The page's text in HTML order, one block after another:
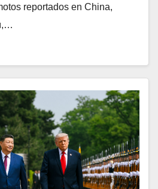
reportados en China,